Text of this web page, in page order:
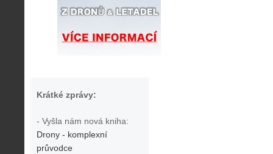
Krátké zprávy:
- Vyšla nám nová kniha:
Drony - komplexní
průvodce